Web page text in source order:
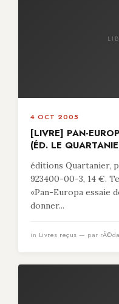
4 OCT 2005
[LIVRE] PAN-
(ÉD. LE
éditions Quartanier,
923400-00-3, 14 €.
«Pan-Europa essaie
donner...
in Livres reçus — par